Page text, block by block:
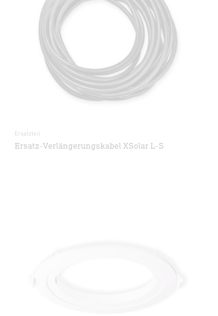
Ersatzteil
Ersatz-Verlängerungskabel XSolar L-S